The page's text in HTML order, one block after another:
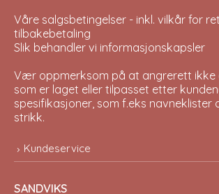
Våre salgsbetingelser - inkl. vilkår for
tilbakebetaling
Slik behandler vi informasjonskapsler
Vær oppmerksom på at angrerett ikke
som er laget eller tilpasset etter
spesifikasjoner, som f.eks navneklister
strikk.
Kundeservice
SANDVIKS